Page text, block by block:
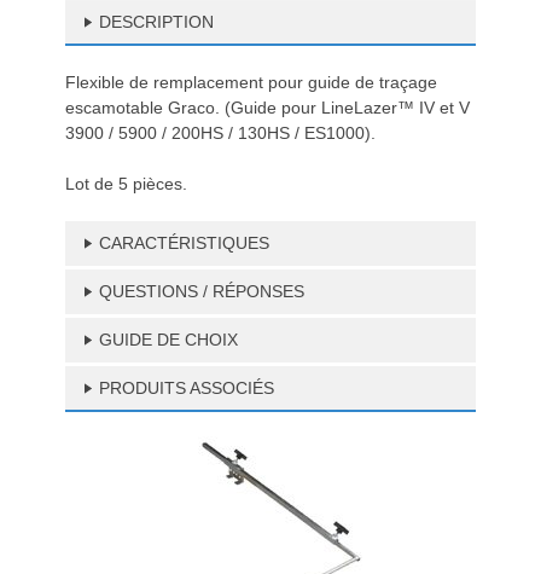
DESCRIPTION
Flexible de remplacement pour guide de traçage
escamotable Graco. (Guide pour LineLazer™ IV et V
3900 / 5900 / 200HS / 130HS / ES1000).
Lot de 5 pièces.
CARACTÉRISTIQUES
QUESTIONS / RÉPONSES
GUIDE DE CHOIX
PRODUITS ASSOCIÉS